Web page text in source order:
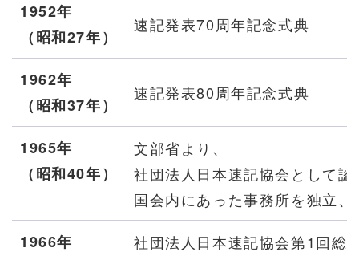
1952年
（昭和27年）
速記発表70周年記念式典
1962年
（昭和37年）
速記発表80周年記念式典
1965年
（昭和40年）
文部省より、
社団法人日本速記協会として認
国会内にあった事務所を独立、
1966年
社団法人日本速記協会第1回総